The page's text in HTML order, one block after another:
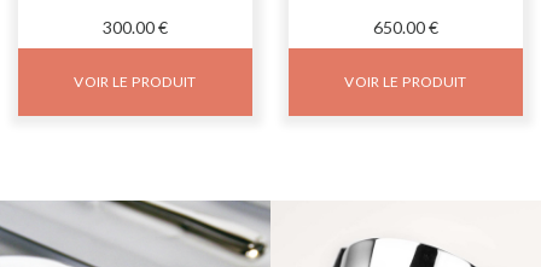
300.00 €
VOIR LE PRODUIT
650.00 €
VOIR LE PRODUIT